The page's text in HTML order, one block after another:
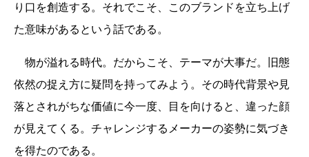
り口を創造する。それでこそ、このブランドを立ち上げ
た意味があるという話である。
物が溢れる時代。だからこそ、テーマが大事だ。旧態
依然の捉え方に疑問を持ってみよう。その時代背景や見
落とされがちな価値に今一度、目を向けると、違った顔
が見えてくる。チャレンジするメーカーの姿勢に気づき
を得たのである。